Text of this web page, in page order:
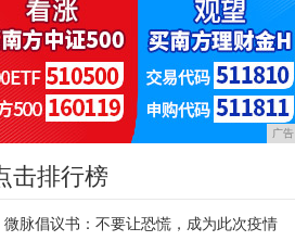
广告
击排行榜
微脉倡议书：不要让恐慌，成为此次疫情